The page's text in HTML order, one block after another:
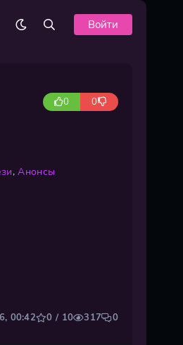
Войти
0 0
,Анонсы
00:42 0 / 10 317 0